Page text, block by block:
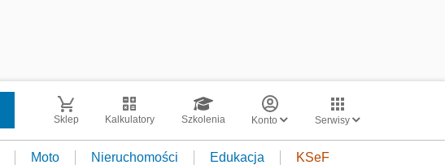
Sklep Kalkulatory Szkolenia Konto Serwisy
Moto Nieruchomości Edukacja KSeF